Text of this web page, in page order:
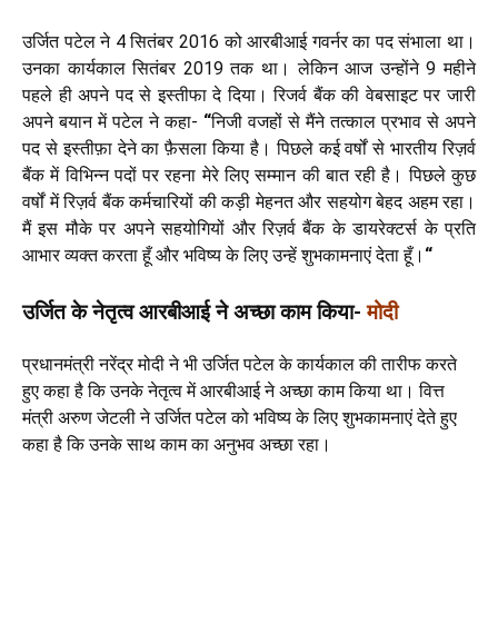
उर्जित पटेल ने 4 सितंबर 2016 को आरबीआई गवर्नर का पद संभाला था।
उनका कार्यकाल सितंबर 2019 तक था। लेकिन आज उन्होंने 9 महीने
पहले ही अपने पद से इस्तीफा दे दिया। रिजर्व बैंक की वेबसाइट पर जारी
अपने बयान में पटेल ने कहा- “निजी वजहों से मैंने तत्काल प्रभाव से अपने
पद से इस्तीफ़ा देने का फ़ैसला किया है। पिछले कई वर्षों से भारतीय रिज़र्व
बैंक में विभिन्न पदों पर रहना मेरे लिए सम्मान की बात रही है। पिछले कुछ
वर्षों में रिज़र्व बैंक कर्मचारियों की कड़ी मेहनत और सहयोग बेहद अहम रहा।
मैं इस मौके पर अपने सहयोगियों और रिज़र्व बैंक के डायरेक्टर्स के प्रति
आभार व्यक्त करता हूँ और भविष्य के लिए उन्हें शुभकामनाएं देता हूँ। “
उर्जित के नेतृत्व आरबीआई ने अच्छा काम किया-मोदी
प्रधानमंत्री नरेंद्र मोदी ने भी उर्जित पटेल के कार्यकाल की तारीफ करते
हुए कहा है कि उनके नेतृत्व में आरबीआई ने अच्छा काम किया था। वित्त
मंत्री अरुण जेटली ने उर्जित पटेल को भविष्य के लिए शुभकामनाएं देते हुए
कहा है कि उनके साथ काम का अनुभव अच्छा रहा।